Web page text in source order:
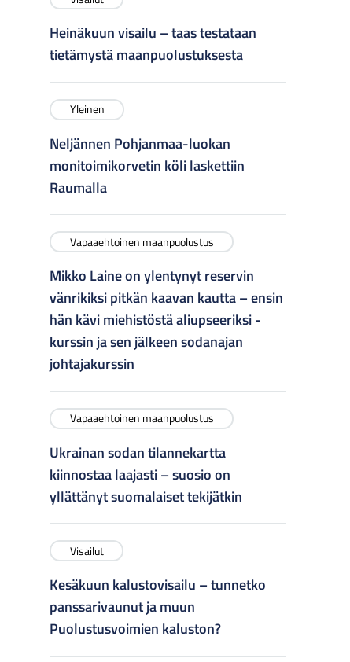
Heinäkuun visailu – taas testataan
tietämystä maanpuolustuksesta
Yleinen
Neljännen Pohjanmaa-luokan
monitoimikorvetin köli laskettiin
Raumalla
Vapaaehtoinen maanpuolustus
Mikko Laine on ylentynyt reservin
vänrikiksi pitkän kaavan kautta – ensin
hän kävi miehistöstä aliupseeriksi -
kurssin ja sen jälkeen sodanajan
johtajakurssin
Vapaaehtoinen maanpuolustus
Ukrainan sodan tilannekartta
kiinnostaa laajasti – suosio on
yllättänyt suomalaiset tekijätkin
Visailut
Kesäkuun kalustovisailu – tunnetko
panssarivaunut ja muun
Puolustusvoimien kaluston?